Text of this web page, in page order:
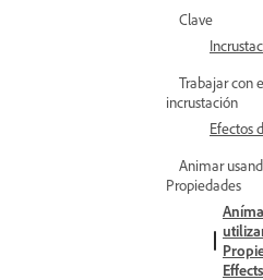
Clave
Trabajar con
incrustación
Efectos
Animar
Propiedades
Effects